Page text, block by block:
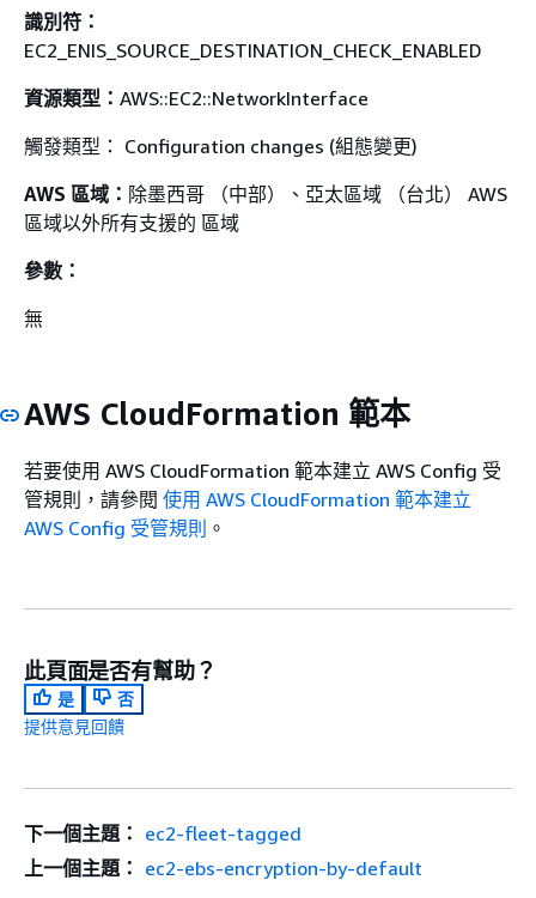
識別符：
EC2_ENIS_SOURCE_DESTINATION_CHECK_ENABLED
資源類型： AWS::EC2::NetworkInterface
觸發類型： Configuration changes (組態變更)
AWS 區域： 除墨西哥 （中部）、亞太區域 （台北） AWS
區域以外所有支援的 區域
參數：
無
AWS CloudFormation 範本
若要使用 AWS CloudFormation 範本建立 AWS Config 受
管規則，請參閱 使用 AWS CloudFormation 範本建立
AWS Config 受管規則 。
此頁面是否有幫助？
是
否
提供意見回饋
下一個主題： ec2-fleet-tagged
上一個主題： ec2-ebs-encryption-by-default